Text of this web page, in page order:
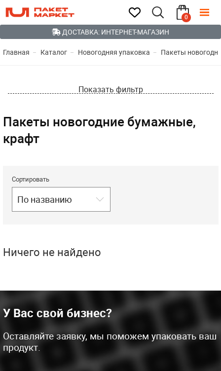
0
ДОСТАВКА: ИНТЕРНЕТ-МАГАЗИН
Главная Каталог Новогодняя упаковка Пакеты
Показать фильтр
Пакеты новогодние бумажные,
крафт
Сортировать
По названию
Ничего не найдено
У Вас свой бизнес?
Оставляйте заявку, мы поможем упаковать ваш
продукт.